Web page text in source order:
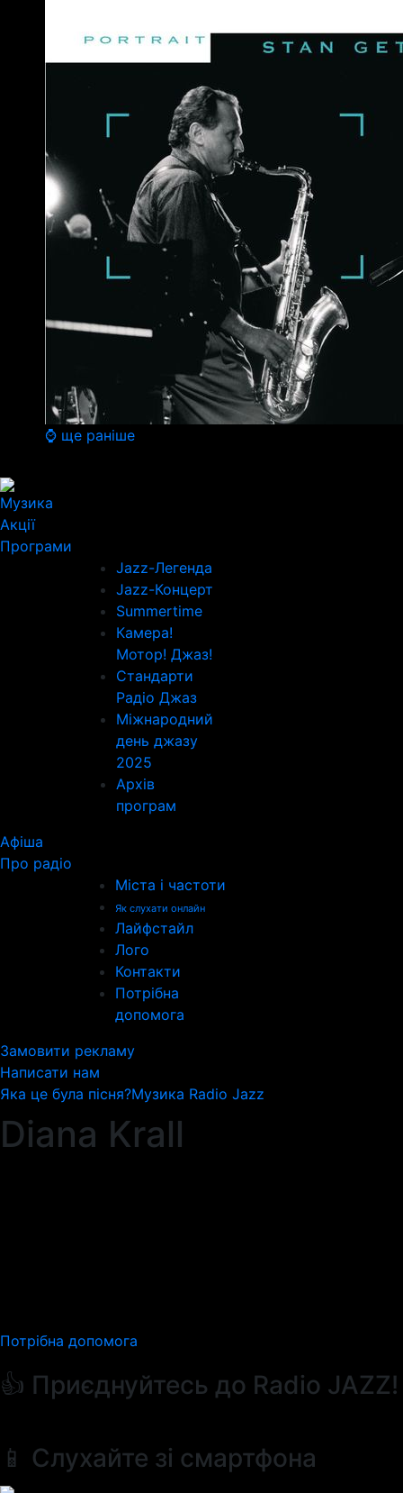
⌚ ще раніше
Музика
Акції
Програми
Jazz-Легенда
Jazz-Концерт
Summertime
Камера!
Мотор! Джаз!
Стандарти
Радіо Джаз
Міжнародний
день джазу
2025
Архів
програм
Афіша
Про радіо
Міста і частоти
Як слухати онлайн
Лайфстайл
Лого
Контакти
Потрібна
допомога
Замовити рекламу
Написати нам
Яка це була пісня?Музика Radio Jazz
Diana Krall
Потрібна допомога
👍 Приєднуйтесь до Radio JAZZ!
📱 Слухайте зі смартфона